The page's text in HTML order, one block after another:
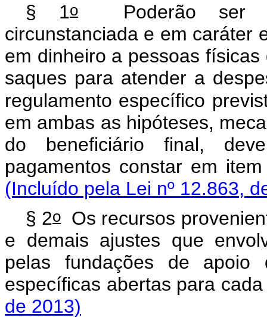
§ 1o Poderão ser
circunstanciada e em caráter
em dinheiro a pessoas
saques para atender a
regulamento específico
em ambas as hipóteses,
do beneficiário final,
pagamentos constar em
(Incluído pela Lei nº 12.863,
§ 2oOs recursos
e demais ajustes que
pelas fundações de apoio
específicas abertas para
de 2013)